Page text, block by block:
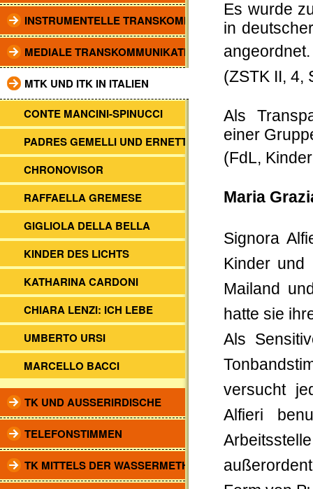
INSTRUMENTELLE TRANSKOMM.
MEDIALE TRANSKOMMUNIKATION
MTK UND ITK IN ITALIEN
CONTE MANCINI-SPINUCCI
PADRES GEMELLI UND ERNETTI
CHRONOVISOR
RAFFAELLA GREMESE
GIGLIOLA DELLA BELLA
KINDER DES LICHTS
KATHARINA CARDONI
CHIARA LENZI: ICH LEBE
UMBERTO URSI
MARCELLO BACCI
TK UND AUSSERIRDISCHE
TELEFONSTIMMEN
TK MITTELS DER WASSERMETHODE
Es wurde
in
angeordnet.
(ZSTK II, 4,
Als
einer
(FdL,
Maria
Signora
Kinder
Mailand
hatte sie
Als
versucht
Alfieri